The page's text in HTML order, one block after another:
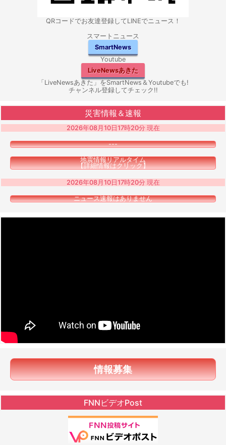
QRコードでお友達登録してLINEでニュース！
スマートニュース
SmartNews
Youtube
LiveNewsあきた
「LiveNewsあきた」をSmartNews＆Youtubeでも!
チャンネル登録してチェック!!
災害情報＆速報
2026年08月10日17時20分 現在
---
地震情報リアルタイム
【詳細情報はクリック】
2026年08月10日17時20分 現在
ニュース速報はありません
情報募集
FNNビデオPost